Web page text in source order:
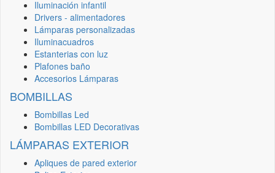
Iluminación infantil
Drivers - alimentadores
Lámparas personalizadas
Iluminacuadros
Estanterias con luz
Plafones baño
Accesorios Lámparas
BOMBILLAS
Bombillas Led
Bombillas LED Decorativas
LÁMPARAS EXTERIOR
Apliques de pared exterior